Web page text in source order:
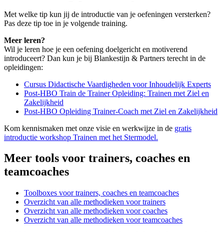
Met welke tip kun jij de introductie van je oefeningen versterken?
Pas deze tip toe in je volgende training.
Meer leren?
Wil je leren hoe je een oefening doelgericht en motiverend
introduceert? Dan kun je bij Blankestijn & Partners terecht in de
opleidingen:
Cursus Didactische Vaardigheden voor Inhoudelijk Experts
Post-HBO Train de Trainer Opleiding: Trainen met Ziel en
Zakelijkheid
Post-HBO Opleiding Trainer-Coach met Ziel en Zakelijkheid
Kom kennismaken met onze visie en werkwijze in de gratis
introductie workshop Trainen met het Stermodel.
Meer tools voor trainers, coaches en
teamcoaches
Toolboxes voor trainers, coaches en teamcoaches
Overzicht van alle methodieken voor trainers
Overzicht van alle methodieken voor coaches
Overzicht van alle methodieken voor teamcoaches